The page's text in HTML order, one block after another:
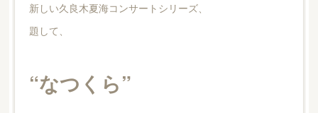
新しい久良木夏海コンサートシリーズ、
題して、
“なつくら”